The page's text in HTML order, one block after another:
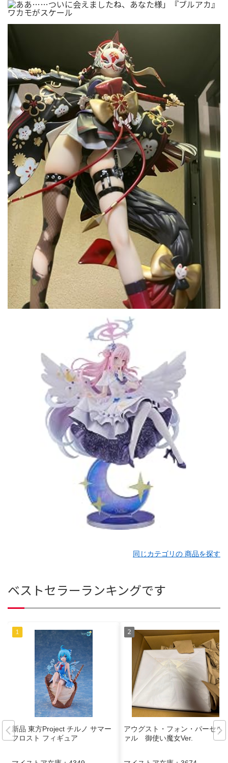
同じカテゴリの 商品を探す
ベストセラーランキングです
新品 東方Project チルノ サマー
フロスト フィギュア
アウグスト・フォン・パーセヴ
ァル 御使い魔女Ver.